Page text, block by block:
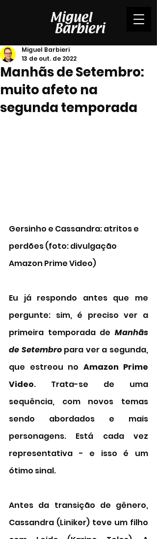
Manhãs de Setembro:
muito afeto na
segunda temporada
Miguel Barbieri
13 de out. de 2022
Gersinho e Cassandra: atritos e
perdões (foto: divulgação
Amazon Prime Video)
Eu já respondo antes que me
pergunte: sim, é preciso ver a
primeira temporada de Manhãs
de Setembro para ver a segunda,
que estreou no Amazon Prime
Video. Trata-se de uma
sequência, com novos temas
sendo abordados e mais
personagens. Está cada vez
representativa - e isso é um
ótimo sinal.
Antes da transição de gênero,
Cassandra (Liniker) teve um filho